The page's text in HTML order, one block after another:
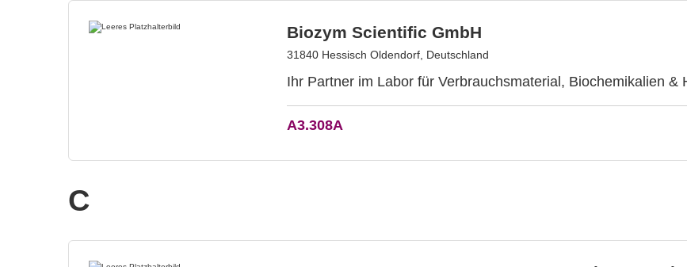
Biozym Scientific GmbH
31840 Hessisch Oldendorf, Deutschland
Ihr Partner im Labor für Verbrauchsmaterial, Biochemikalien &
A3.308A
C